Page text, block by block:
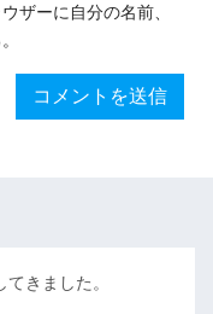
ザーに自分の名前、
きました。